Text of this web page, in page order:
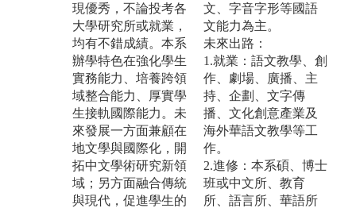
現優秀，不論投考各
大學研究所或就業，
均有不錯成績。本系
辦學特色在強化學生
實務能力、培養跨領
域整合能力、厚實學
生接軌國際能力。未
來發展一方面兼顧在
地文學與國際化，開
拓中文學術研究新領
域；另方面融合傳統
與現代，促進學生的
文、字音字形等國語
文能力為主。
未來出路：
1.就業：語文教學、創
作、劇場、廣播、主
持、企劃、文字傳
播、文化創意產業及
海外華語文教學等工
作。
2.進修：本系碩、博士
班或中文所、教育
所、語言所、華語所